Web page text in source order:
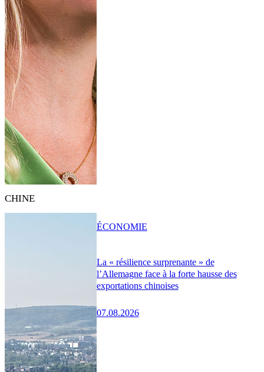
CHINE
La « résilience surprenante » de
l’Allemagne face à la forte hausse des
exportations chinoises
07.08.2026
ÉCONOMIE